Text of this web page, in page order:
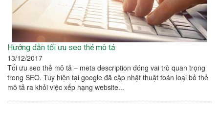
Hướng dẫn tối ưu seo thẻ mô tả
13/12/2017
Tối ưu seo thẻ mô tả – meta description đóng vai trò quan trọng
trong SEO. Tuy hiện tại google đã cập nhật thuật toán loại bỏ thẻ
mô tả ra khỏi việc xếp hạng website...